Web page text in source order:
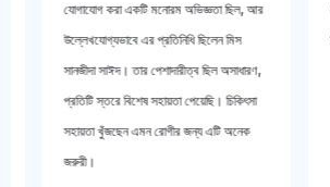
যোগাযোগ করা একটি মনোরম অভিজ্ঞতা ছিল, আর
উল্লেখযোগ্যভাবে এর প্রতিনিধি ছিলেন মিস
সানজীদা সাঈদ। তার পেশাদারীত্ব ছিল অসাধারণ,
প্রতিটি স্তরে বিশেষ সহায়তা পেয়েছি। চিকিৎসা
সহায়তা খুঁজছেন এমন রোগীর জন্য এটি অনেক
জরুরী।